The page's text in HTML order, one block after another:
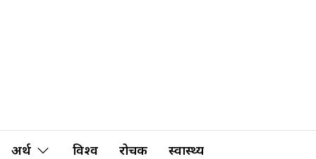
अर्थ विश्व रोचक स्वास्थ्य